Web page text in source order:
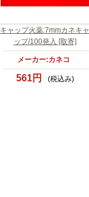
キャップ火薬:7mmカネキャ
ップ/100発入 [取寄]
メーカー:カネコ
561円 (税込み)